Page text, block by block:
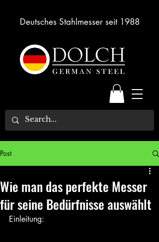
Deutsches Stahlmesser seit 1988
Post
Wie man das perfekte Messer
für seine Bedürfnisse auswählt
Einleitung: